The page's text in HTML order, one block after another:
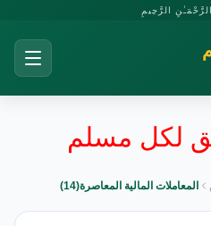
الرَّحِيمِ
لكل مسلم
المعاملات المالية المعاصرة(14)